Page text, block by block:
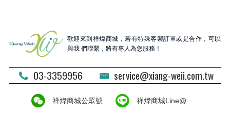
歡迎來到祥煒商城，若有特殊客製訂單或是合作，可以
與我 們聯繫，將有專人為您服務！
03-3359956 service@xiang-weii.com.tw
祥煒商城公眾號 祥煒商城Line@